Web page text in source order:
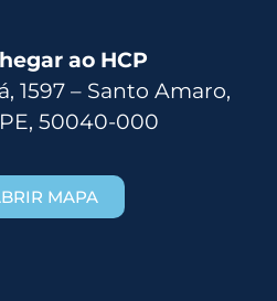
ao HCP
1597 – Santo Amaro,
50040-000
MAPA